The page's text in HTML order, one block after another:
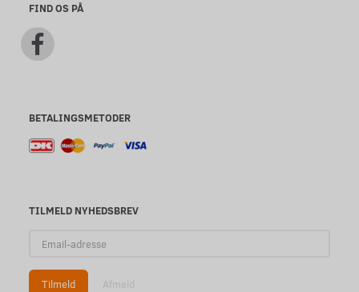
FIND OS PÅ
BETALINGSMETODER
TILMELD NYHEDSBREV
adresse
Tilmeld Afmeld